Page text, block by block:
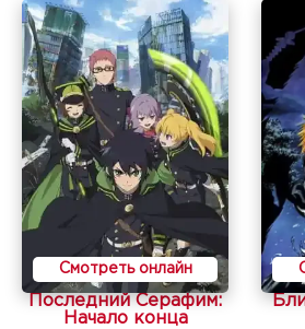
Смотреть онлайн
Последний Серафим:
Начало конца